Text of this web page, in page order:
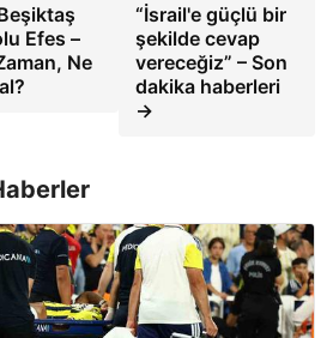
Efes –
Ne
“İsrail'e güçlü bir
şekilde cevap
vereceğiz” – Son
dakika haberleri
→